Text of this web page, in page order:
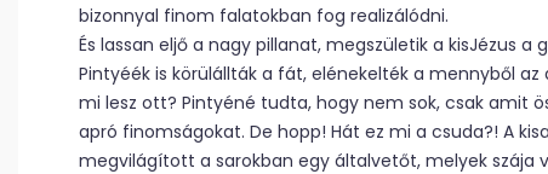
bizonnyal finom falatokban fog realizálódni.
És lassan eljő a nagy pillanat, megszületik a kisJézus a
Pintyéék is körülállták a fát, elénekelték a mennyből
mi lesz ott? Pintyéné tudta, hogy nem sok, csak amit
apró finomságokat. De hopp! Hát ez mi a csuda?! A
megvilágított a sarokban egy általvetőt, melyek szája